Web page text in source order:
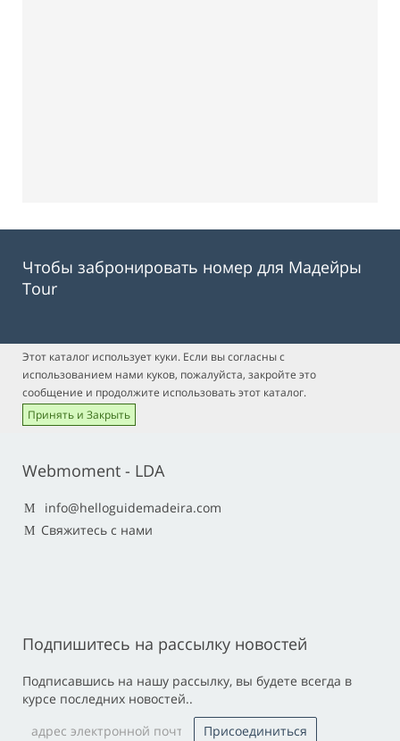
Чтобы забронировать номер для Мадейры
Tour
Этот каталог использует куки. Если вы согласны с
использованием нами куков, пожалуйста, закройте это
сообщение и продолжите использовать этот каталог.
Принять и Закрыть
Webmoment - LDA
info@helloguidemadeira.com
Свяжитесь с нами
Подпишитесь на рассылку новостей
Подписавшись на нашу рассылку, вы будете всегда в
курсе последних новостей..